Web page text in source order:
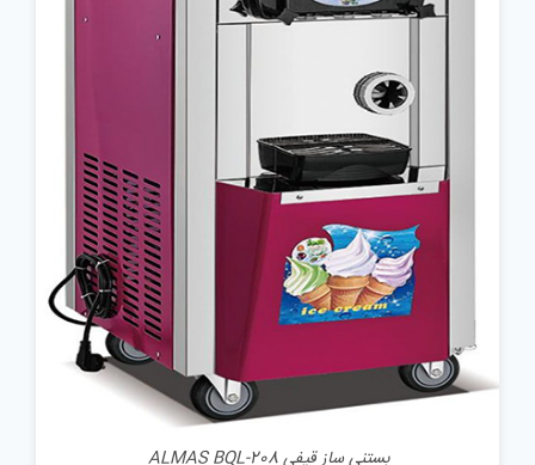
بستنی ساز قیفی ALMAS BQL-208